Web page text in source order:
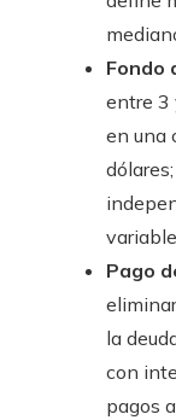
Fondo
entre 3
en una
Pago
la
con
pagos